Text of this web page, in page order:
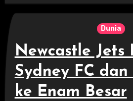
Dunia
Newcastle Jets
Sydney FC
ke Enam Besar